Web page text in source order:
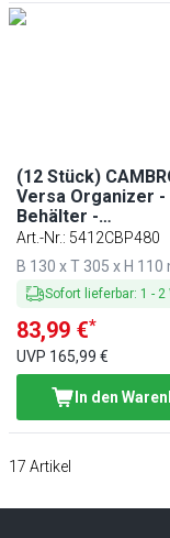
(12 Stück)
Versa Organizer -
Behälter -
130x305x110mm -
gesprenkelt
Art.-Nr.: 5412CBP480
B 130 x T 305 x H 110
Sofort lieferbar: 1 - 2
83,99 €*
UVP 165,99 €
In den
17 Artikel